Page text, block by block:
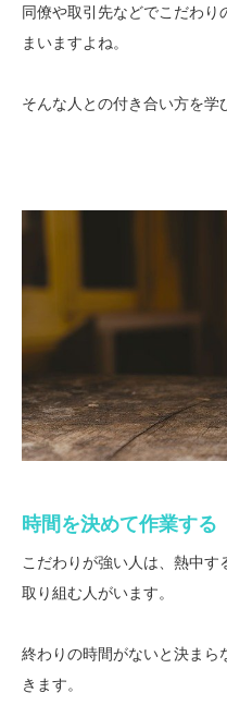
同僚や取引先などでこだわり
まいますよね。
そんな人との付き合い方を学
時間を決めて作業する
こだわりが強い人は、熱中
取り組む人がいます。
終わりの時間がないと決ま
きます。